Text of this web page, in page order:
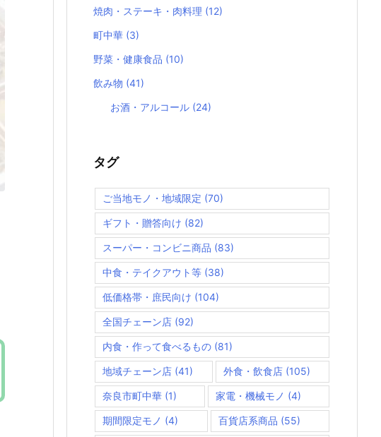
焼肉・ステーキ・肉料理 (12)
町中華 (3)
野菜・健康食品 (10)
飲み物 (41)
お酒・アルコール (24)
タグ
ご当地モノ・地域限定 (70)
ギフト・贈答向け (82)
スーパー・コンビニ商品 (83)
中食・テイクアウト等 (38)
低価格帯・庶民向け (104)
全国チェーン店 (92)
内食・作って食べるもの (81)
地域チェーン店 (41) 外食・飲食店(105)
奈良市町中華 (1) 家電・機械モノ (4)
期間限定モノ (4) 百貨店系商品 (55)